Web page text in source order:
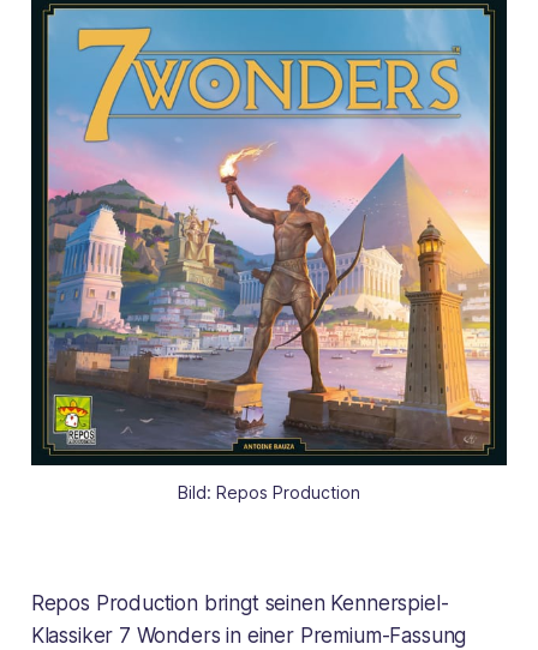
Bild: Repos Production
Repos Production bringt seinen Kennerspiel-
Klassiker 7 Wonders in einer Premium-Fassung